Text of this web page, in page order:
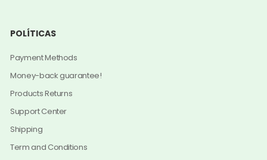
POLÍTICAS
Payment Methods
Money-back guarantee!
Products Returns
Support Center
Shipping
Term and Conditions